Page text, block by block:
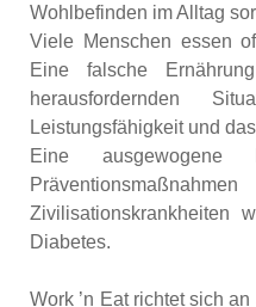
Wohlbefinden im Alltag
Viele Menschen essen
Eine falsche
herausfordernden
Leistungsfähigkeit und
Eine ausgewogene
Zivilisationskrankheiten
Diabetes.
Work ’n Eat richtet sich